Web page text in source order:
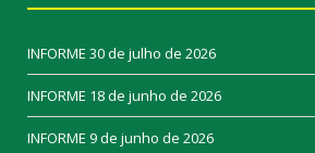
INFORME 30 de julho de 2026
INFORME 18 de junho de 2026
INFORME 9 de junho de 2026